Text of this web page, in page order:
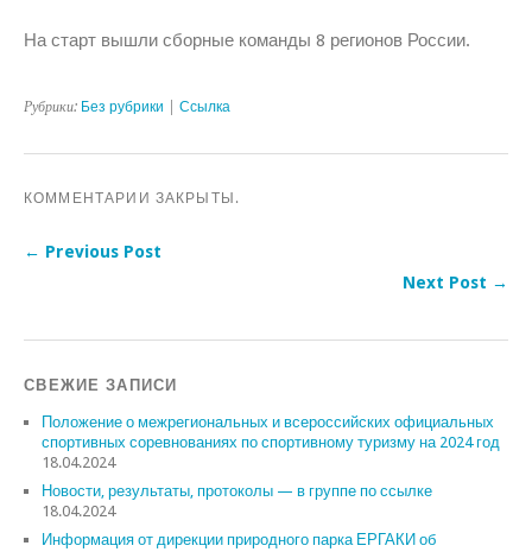
На старт вышли сборные команды 8 регионов России.
Рубрики: Без рубрики Ссылка
КОММЕНТАРИИ ЗАКРЫТЫ.
← Previous Post
Next Post →
СВЕЖИЕ ЗАПИСИ
Положение о межрегиональных и всероссийских официальных
спортивных соревнованиях по спортивному туризму на 2024 год
18.04.2024
Новости, результаты, протоколы — в группе по ссылке
18.04.2024
Информация от дирекции природного парка ЕРГАКИ об